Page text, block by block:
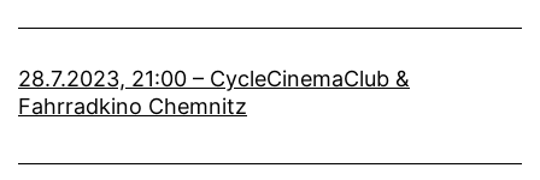
28.7.2023, 21:00 – CycleCinemaClub &
Fahrradkino Chemnitz